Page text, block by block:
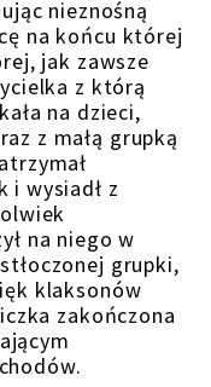
nieznośną
na końcu której
jak zawsze
z którą
na dzieci,
z małą grupką
i wysiadł z
na niego w
grupki,
klaksonów
zakończona